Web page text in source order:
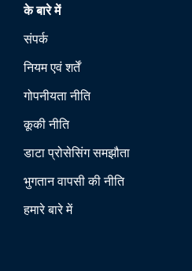
के बारे में
संपर्क
नियम एवं शर्तें
गोपनीयता नीति
कूकी नीति
डाटा प्रोसेसिंग समझौता
भुगतान वापसी की नीति
हमारे बारे में